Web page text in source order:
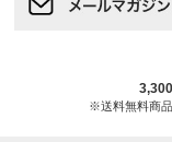
※送料無料商品